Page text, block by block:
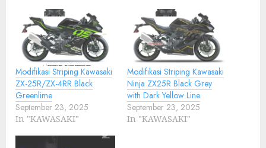
Modifikasi Striping Kawasaki
ZX-25R/ZX-4RR Black
Greenlime
September 23, 2025
In "KAWASAKI"
Modifikasi Striping Kawasaki
Ninja ZX25R Black Grey
with Dark Yellow Line
September 23, 2025
In "KAWASAKI"